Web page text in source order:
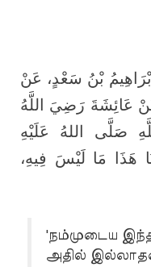
بْنُ سَعْدٍ، عَنْ
عَائِشَةَ رَضِيَ اللَّهُ
صَلَّى اللهُ عَلَيْهِ
مَا لَيْسَ فِيهِ،
'நம்முடைய
அதில்